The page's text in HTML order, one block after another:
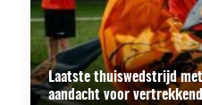
Laatste thuiswedstrijd
aandacht voor